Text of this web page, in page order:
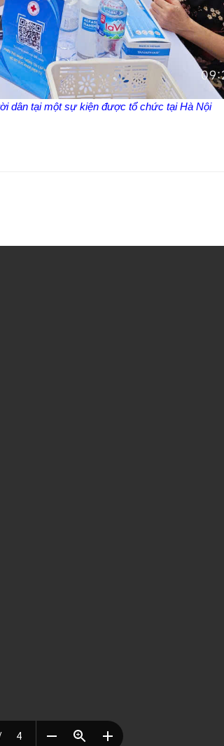
dân tại một sự kiện được tổ chức tại Hà Nội